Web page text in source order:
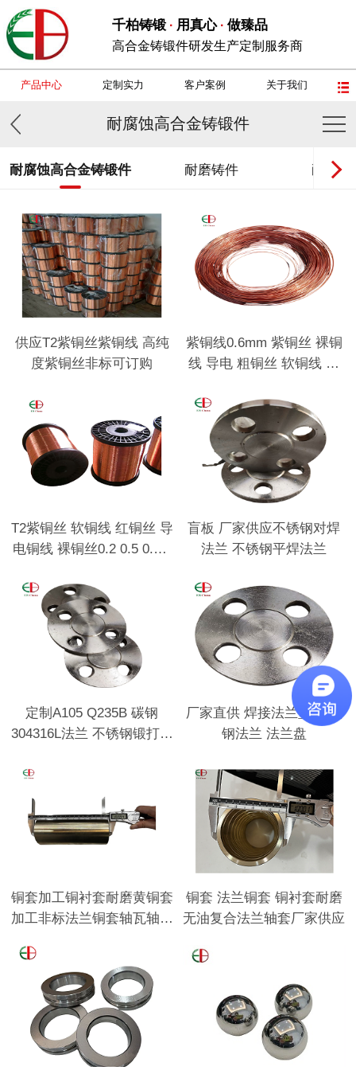
千柏铸锻· 用真心· 做臻品
高合金铸锻件研发生产定制服务商
产品中心 定制实力 客户案例 关于我们
耐腐蚀高合金铸锻件
耐腐蚀高合金铸锻件 耐磨铸件 耐热钢
供应T2紫铜丝紫铜线 高纯
度紫铜丝非标可订购
紫铜线0.6mm 紫铜丝 裸铜
线 导电 粗铜丝 软铜线 细
T2紫铜丝 软铜线 红铜丝 导
电铜线 裸铜丝0.2 0.5 0.8 1
盲板 厂家供应不锈钢对焊
法兰 不锈钢平焊法兰
定制A105 Q235B 碳钢
304316L法兰 不锈钢锻打法
厂家直供 焊接法兰垫片 碳
钢法兰 法兰盘
铜套加工铜衬套耐磨黄铜套
加工非标法兰铜套轴瓦轴套
铜套 法兰铜套 铜衬套耐磨
无油复合法兰轴套厂家供应